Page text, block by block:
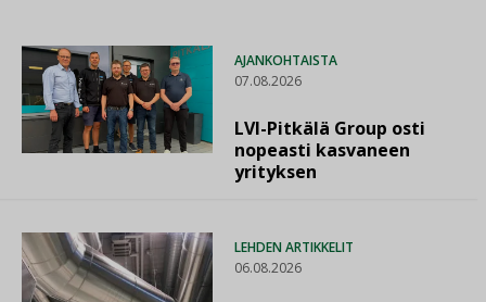
AJANKOHTAISTA
07.08.2026
LVI-Pitkälä Group osti
nopeasti kasvaneen
yrityksen
LEHDEN ARTIKKELIT
06.08.2026